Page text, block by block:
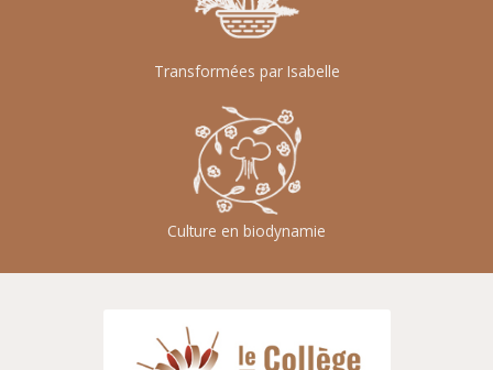
Transformées par Isabelle
Culture en biodynamie